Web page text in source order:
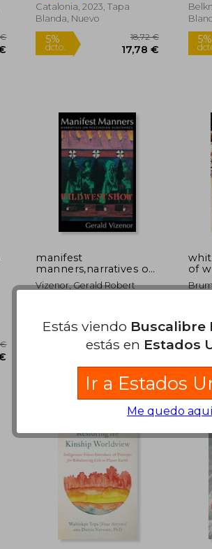
Catalonia, 2023, Tapa
Blanda, Nuevo
5%
dcto.
manifest
manners,narratives on
postindian survivance
(en Inglés)
Vizenor, Gerald Robert
5%
dcto.
22,77 €
21,63 €
of
Estás viendo Buscalibre
estás en Estados
Ir a Estados
Me quedo